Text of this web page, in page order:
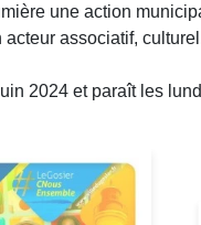
une action
associatif,
2024 et paraît les